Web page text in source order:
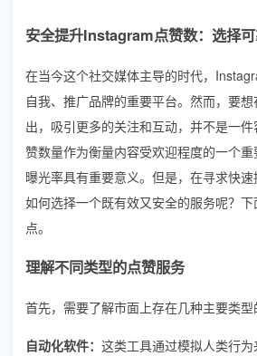
安全提升Instagram点赞数：选择
在当今这个社交媒体主导的时代，
自我、推广品牌的重要平台。然而，要
出，吸引更多的关注和互动，并不是一
赞数量作为衡量内容受欢迎程度的一个
曝光率具有重要意义。但是，在寻求快速
如何选择一个既有效又安全的服务呢？
点。
理解不同类型的点赞服务
首先，需要了解市面上存在几种主要类型
自动化软件： 这类工具通过模拟人类行